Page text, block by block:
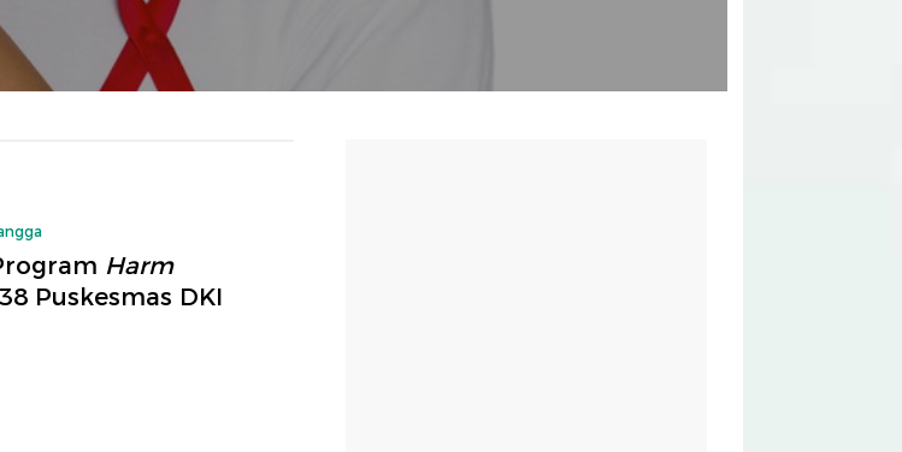
Harm
Puskesmas DKI